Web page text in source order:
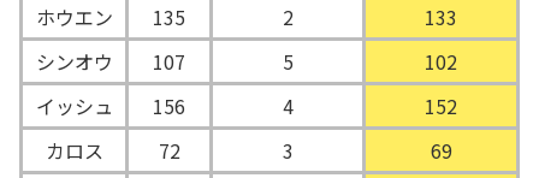
ホウエン
135 2
133
シンオウ
107 5
102
イッシュ
156 4
152
カロス
72 3
69